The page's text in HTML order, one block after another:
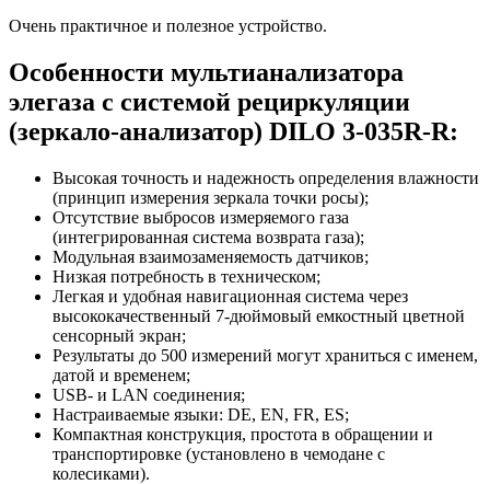
Очень практичное и полезное устройство.
Особенности мультианализатора
элегаза с системой рециркуляции
(зеркало-анализатор) DILO 3-035R-R:
Высокая точность и надежность определения влажности
(принцип измерения зеркала точки росы);
Отсутствие выбросов измеряемого газа
(интегрированная система возврата газа);
Модульная взаимозаменяемость датчиков;
Низкая потребность в техническом;
Легкая и удобная навигационная система через
высококачественный 7-дюймовый емкостный цветной
сенсорный экран;
Результаты до 500 измерений могут храниться с именем,
датой и временем;
USB- и LAN соединения;
Настраиваемые языки: DE, EN, FR, ES;
Компактная конструкция, простота в обращении и
транспортировке (установлено в чемодане с
колесиками).